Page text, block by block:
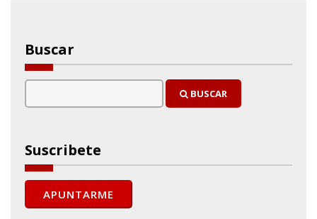
Buscar
BUSCAR
Suscribete